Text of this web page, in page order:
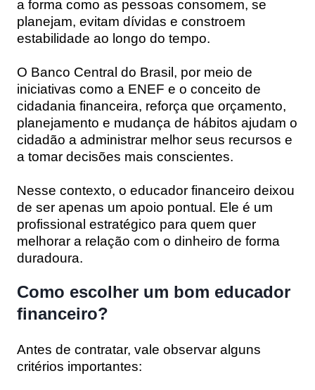
a forma como as pessoas consomem, se
planejam, evitam dívidas e constroem
estabilidade ao longo do tempo.
O Banco Central do Brasil, por meio de
iniciativas como a ENEF e o conceito de
cidadania financeira, reforça que orçamento,
planejamento e mudança de hábitos ajudam o
cidadão a administrar melhor seus recursos e
a tomar decisões mais conscientes.
Nesse contexto, o educador financeiro deixou
de ser apenas um apoio pontual. Ele é um
profissional estratégico para quem quer
melhorar a relação com o dinheiro de forma
duradoura.
Como escolher um bom educador
financeiro?
Antes de contratar, vale observar alguns
critérios importantes: